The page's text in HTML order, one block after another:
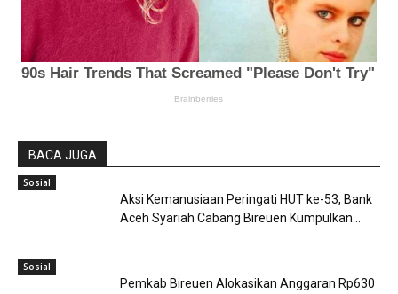
BACA JUGA
Sosial
Aksi Kemanusiaan Peringati HUT ke-53, Bank
Aceh Syariah Cabang Bireuen Kumpulkan...
Sosial
Pemkab Bireuen Alokasikan Anggaran Rp630